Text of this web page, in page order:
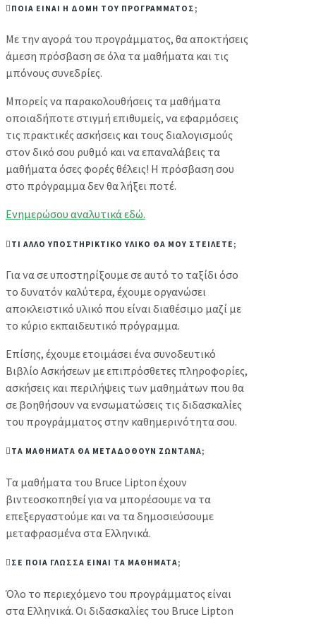
ΠΟΙΑ ΕΙΝΑΙ Η ΔΟΜΗ ΤΟΥ ΠΡΟΓΡΑΜΜΑΤΟΣ;
Με την αγορά του προγράμματος, θα αποκτήσεις
άμεση πρόσβαση σε όλα τα μαθήματα και τις
μπόνους συνεδρίες.
Μπορείς να παρακολουθήσεις τα μαθήματα
οποιαδήποτε στιγμή επιθυμείς, να εφαρμόσεις
τις πρακτικές ασκήσεις και τους διαλογισμούς
στον δικό σου ρυθμό και να επαναλάβεις τα
μαθήματα όσες φορές θέλεις! Η πρόσβαση σου
στο πρόγραμμα δεν θα λήξει ποτέ.
Ενημερώσου αναλυτικά εδώ.
ΤΙ ΑΛΛΟ ΥΠΟΣΤΗΡΙΚΤΙΚΟ ΥΛΙΚΟ ΘΑ ΜΟΥ ΣΤΕΙΛΕΤΕ;
Για να σε υποστηρίξουμε σε αυτό το ταξίδι όσο
το δυνατόν καλύτερα, έχουμε οργανώσει
αποκλειστικό υλικό που είναι διαθέσιμο μαζί με
το κύριο εκπαιδευτικό πρόγραμμα.
Επίσης, έχουμε ετοιμάσει ένα συνοδευτικό
Βιβλίο Ασκήσεων με επιπρόσθετες πληροφορίες,
ασκήσεις και περιλήψεις των μαθημάτων που θα
σε βοηθήσουν να ενσωματώσεις τις διδασκαλίες
του προγράμματος στην καθημερινότητα σου.
ΤΑ ΜΑΘΗΜΑΤΑ ΘΑ ΜΕΤΑΔΟΘΟΥΝ ΖΩΝΤΑΝΑ;
Τα μαθήματα του Bruce Lipton έχουν
βιντεοσκοπηθεί για να μπορέσουμε να τα
επεξεργαστούμε και να τα δημοσιεύσουμε
μεταφρασμένα στα Ελληνικά.
ΣΕ ΠΟΙΑ ΓΛΩΣΣΑ ΕΙΝΑΙ ΤΑ ΜΑΘΗΜΑΤΑ;
Όλο το περιεχόμενο του προγράμματος είναι
στα Ελληνικά. Οι διδασκαλίες του Bruce Lipton